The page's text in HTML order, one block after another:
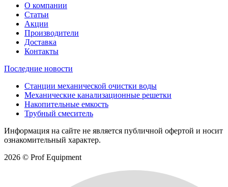
О компании
Статьи
Акции
Производители
Доставка
Контакты
Последние новости
Станции механической очистки воды
Механические канализационные решетки
Накопительные емкость
Трубный смеситель
Информация на сайте не является публичной офертой и носит
ознакомительный характер.
2026 © Prof Equipment